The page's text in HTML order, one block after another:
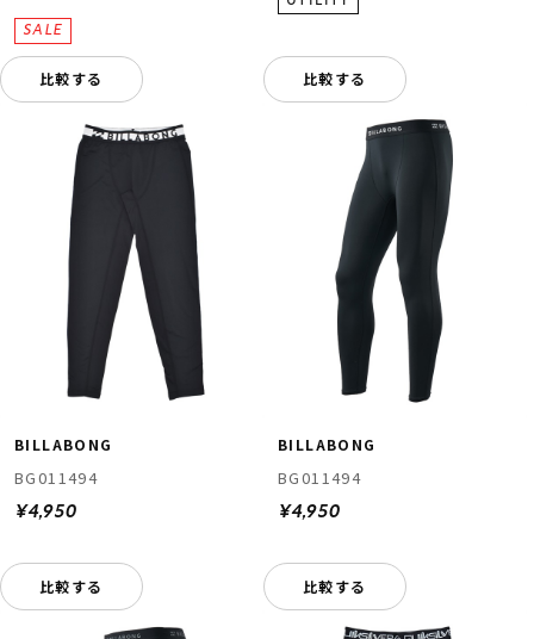
比較する 比較する
BILLABONG
BG011494
¥4,950
比較する
BILLABONG
BG011494
¥4,950
比較する